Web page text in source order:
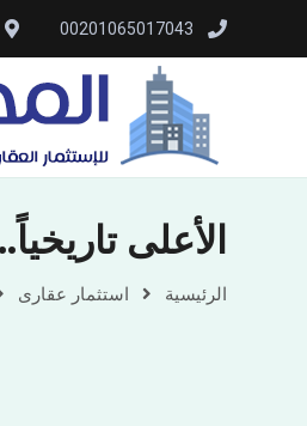
00201065017043
الأعلى تاريخياً.. عقارات دبي
الرئيسية استثمار عقارى